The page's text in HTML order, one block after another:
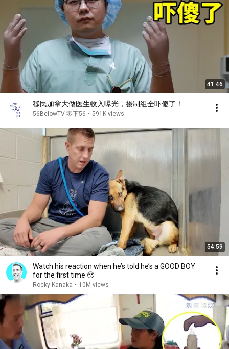
41:46
移民加拿大做医生收入曝光，摄制组全吓傻了！
56BelowTV 零下56 • 591K views
54:59
Watch his reaction when he’s told he’s a GOOD BOY
for the first time 🥹
Rocky Kanaka • 10M views